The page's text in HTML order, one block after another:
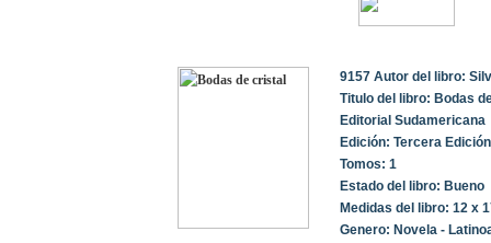
9157 Autor del libro:
Titulo del libro: Bodas
Editorial Sudamericana
Edición: Tercera
Tomos: 1
Estado del libro: Bueno
Medidas del libro: 12 x
Genero: Novela -